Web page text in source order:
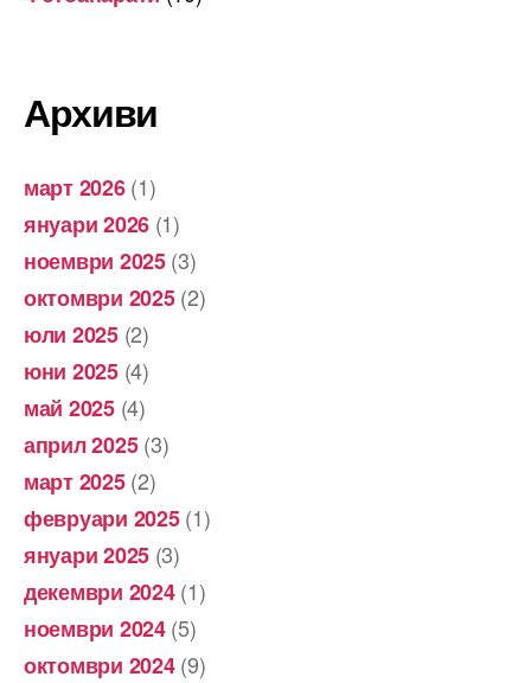
Архиви
март 2026(1)
януари 2026 (1)
ноември 2025(3)
октомври 2025(2)
юли 2025(2)
юни 2025(4)
май 2025(4)
април 2025(3)
март 2025(2)
февруари 2025(1)
януари 2025 (3)
декември 2024(1)
ноември 2024(5)
октомври 2024(9)